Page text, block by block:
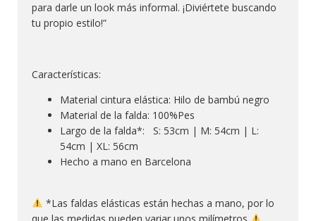
para darle un look más informal. ¡Diviértete buscando
tu propio estilo!”
Características:
Material cintura elástica: Hilo de bambú negro
Material de la falda: 100%Pes
Largo de la falda*: S: 53cm | M: 54cm | L:
54cm | XL: 56cm
Hecho a mano en Barcelona
*Las faldas elásticas están hechas a mano, por lo
que las medidas pueden variar unos milímetros